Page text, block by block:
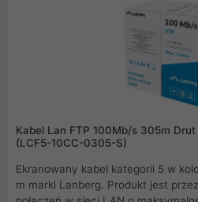
Kabel Lan FTP 100Mb/s 305m
(LCF5-10CC-0305-S)
Ekranowany kabel kategorii 5 w
m marki Lanberg. Produkt jest